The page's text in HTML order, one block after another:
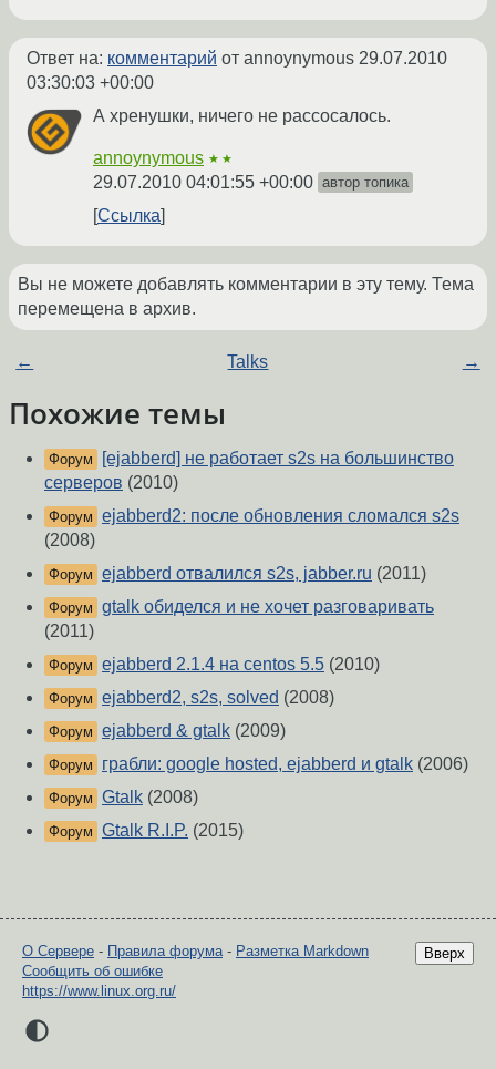
Ответ на: комментарий от annoynymous 29.07.2010
03:30:03 +00:00
А хренушки, ничего не рассосалось.
annoynymous ★★
29.07.2010 04:01:55 +00:00 автор топика
Ссылка
Вы не можете добавлять комментарии в эту тему. Тема
перемещена в архив.
← Talks →
Похожие темы
Форум
[ejabberd] не работает s2s на большинство
серверов (2010)
Форум ejabberd2: после обновления сломался s2s
(2008)
Форум ejabberd отвалился s2s, jabber.ru (2011)
Форум gtalk обиделся и не хочет разговаривать
(2011)
Форум ejabberd 2.1.4 на centos 5.5 (2010)
Форум ejabberd2, s2s, solved (2008)
Форум ejabberd & gtalk (2009)
Форум грабли: google hosted, ejabberd и gtalk (2006)
Форум Gtalk (2008)
Форум Gtalk R.I.P. (2015)
Вверх
О Сервере - Правила форума - Разметка Markdown
Сообщить об ошибке
https://www.linux.org.ru/